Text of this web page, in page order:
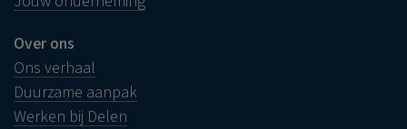
Over ons
Ons verhaal
Duurzame aanpak
Werken bij Delen